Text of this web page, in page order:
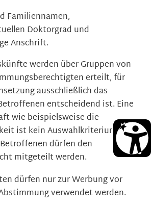
Familiennamen,
Doktorgrad und
Anschrift.
werden über Gruppen von
erteilt, für
ausschließlich das
entscheidend ist. Eine
wie beispielsweise die
ist kein Auswahlkriterium. Die
dürfen den
mitgeteilt werden.
dürfen nur zur Werbung vor
verwendet werden.